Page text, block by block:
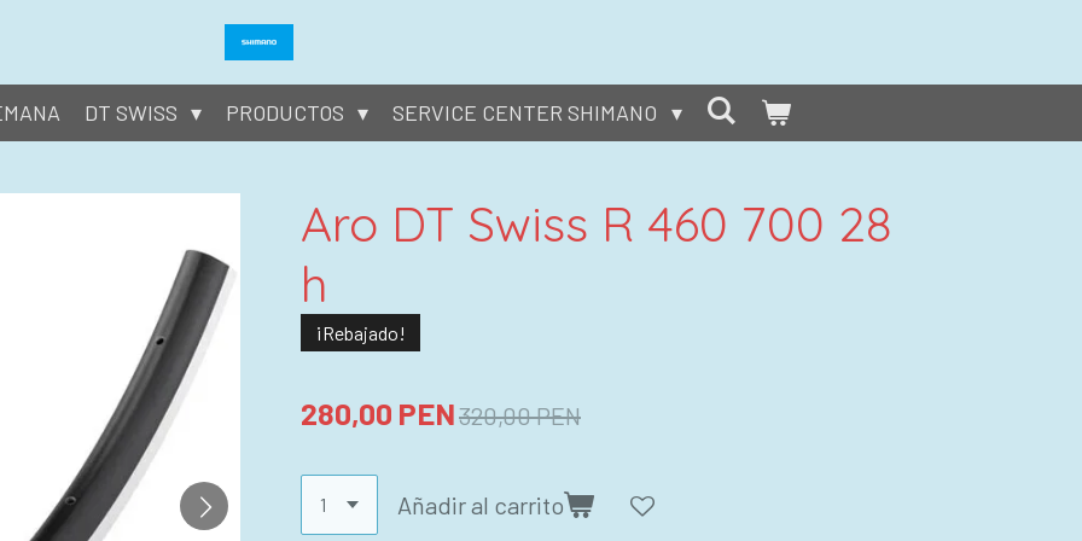
DT SWISS PRODUCTOS SERVICE CENTER SHIMANO
Aro DT Swiss R 460 700 28
h
¡Rebajado!
280,00 PEN320,00 PEN
Añadir al carrito